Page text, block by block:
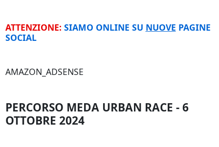
ATTENZIONE: SIAMO ONLINE SU NUOVE PAGINE
SOCIAL
AMAZON_ADSENSE
PERCORSO MEDA URBAN RACE - 6
OTTOBRE 2024